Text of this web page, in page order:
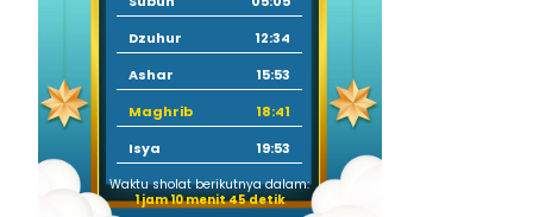
Dzuhur
12:34
Ashar
15:53
Maghrib
18:41
Isya
19:53
Waktu sholat berikutnya dalam:
1 jam 10 menit 44 detik